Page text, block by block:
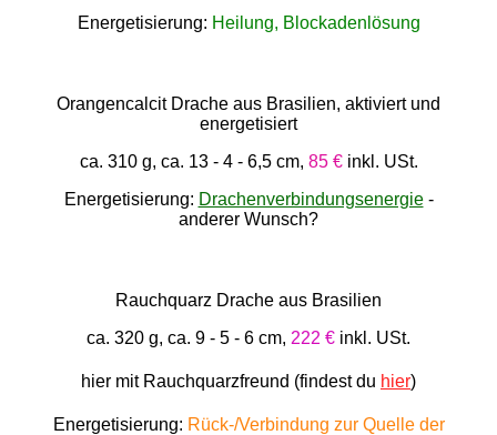
Energetisierung: Heilung, Blockadenlösung
Orangencalcit Drache aus Brasilien, aktiviert und
energetisiert
ca. 310 g, ca. 13 - 4 - 6,5 cm, 85 €inkl. USt.
Energetisierung: Drachenverbindungsenergie-
anderer Wunsch?
Rauchquarz Drache aus Brasilien
ca. 320 g, ca. 9 - 5 - 6 cm, 222 € inkl. USt.
hier mit Rauchquarzfreund (findest du hier)
Energetisierung: Rück-/Verbindung zur Quelle der